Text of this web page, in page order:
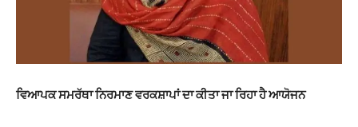
ਵਿਆਪਕ ਸਮਰੱਥਾ ਨਿਰਮਾਣ ਵਰਕਸ਼ਾਪਾਂ ਦਾ ਕੀਤਾ ਜਾ ਰਿਹਾ ਹੈ ਆਯੋਜਨ